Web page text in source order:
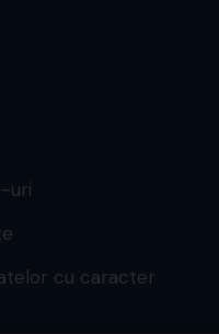
uri
cu caracter